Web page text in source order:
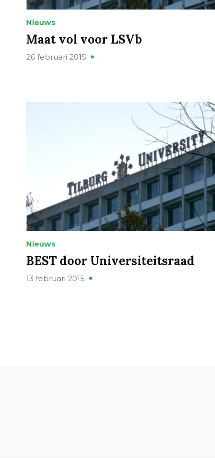
Nieuws
Maat vol voor LSVb
26 februari 2015
Nieuws
BEST door Universiteitsraad
13 februari 2015